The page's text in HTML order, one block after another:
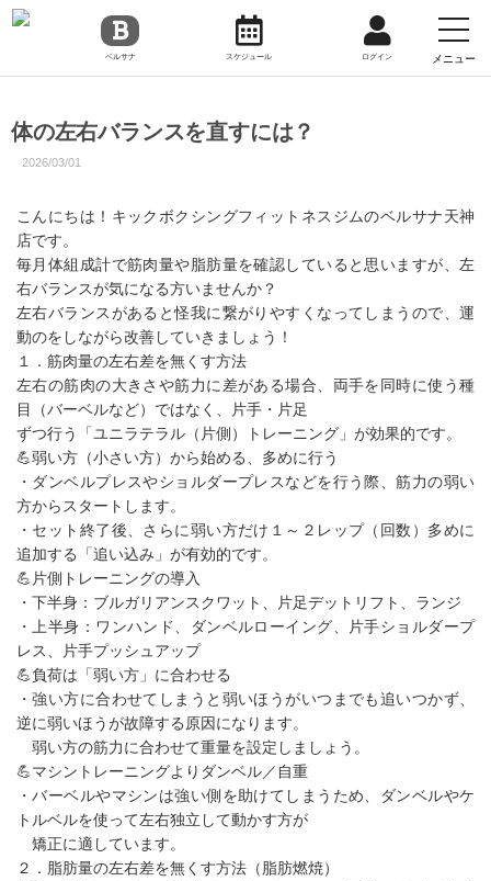
ベルサナ スケジュール ログイン メニュー
体の左右バランスを直すには？
2026/03/01
こんにちは！キックボクシングフィットネスジムのベルサナ天神
店です。
毎月体組成計で筋肉量や脂肪量を確認していると思いますが、左
右バランスが気になる方いませんか？
左右バランスがあると怪我に繋がりやすくなってしまうので、運
動のをしながら改善していきましょう！
１．筋肉量の左右差を無くす方法
左右の筋肉の大きさや筋力に差がある場合、両手を同時に使う種
目（バーベルなど）ではなく、片手・片足
ずつ行う「ユニラテラル（片側）トレーニング」が効果的です。
💪弱い方（小さい方）から始める、多めに行う
・ダンベルプレスやショルダープレスなどを行う際、筋力の弱い
方からスタートします。
・セット終了後、さらに弱い方だけ１～２レップ（回数）多めに
追加する「追い込み」が有効的です。
💪片側トレーニングの導入
・下半身：ブルガリアンスクワット、片足デットリフト、ランジ
・上半身：ワンハンド、ダンベルローイング、片手ショルダープ
レス、片手プッシュアップ
💪負荷は「弱い方」に合わせる
・強い方に合わせてしまうと弱いほうがいつまでも追いつかず、
逆に弱いほうが故障する原因になります。
弱い方の筋力に合わせて重量を設定しましょう。
💪マシントレーニングよりダンベル／自重
・バーベルやマシンは強い側を助けてしまうため、ダンベルやケ
トルベルを使って左右独立して動かす方が
矯正に適しています。
２．脂肪量の左右差を無くす方法（脂肪燃焼）